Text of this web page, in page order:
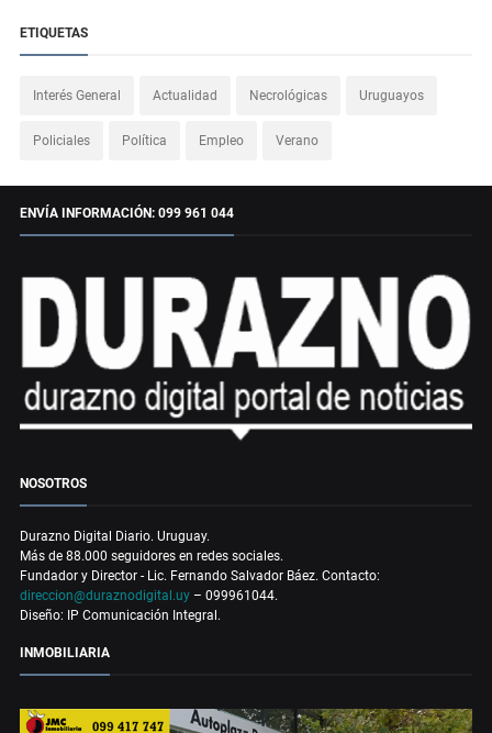
ETIQUETAS
Interés General Actualidad Necrológicas Uruguayos
Policiales Política Empleo Verano
ENVÍA INFORMACIÓN: 099 961 044
NOSOTROS
Durazno Digital Diario. Uruguay.
Más de 88.000 seguidores en redes sociales.
Fundador y Director - Lic. Fernando Salvador Báez. Contacto:
direccion@duraznodigital.uy – 099961044.
Diseño: IP Comunicación Integral.
INMOBILIARIA